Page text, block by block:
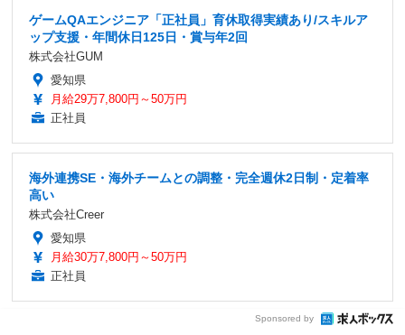
ゲームQAエンジニア「正社員」育休取得実績あり/スキルア
ップ支援・年間休日125日・賞与年2回
株式会社GUM
愛知県
月給29万7,800円～50万円
正社員
海外連携SE・海外チームとの調整・完全週休2日制・定着率
高い
株式会社Creer
愛知県
月給30万7,800円～50万円
正社員
Sponsored by